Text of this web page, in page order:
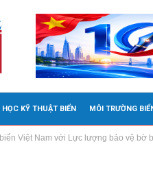
HỌC KỸ THUẬT BIỂN MÔI TRƯỜNG
Việt Nam với Lực lượng bảo vệ bờ